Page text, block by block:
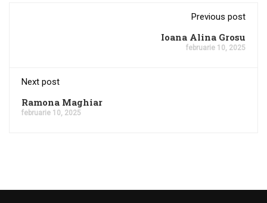
Previous post
Ioana Alina Grosu
februarie 10, 2025
Next post
Ramona Maghiar
februarie 10, 2025